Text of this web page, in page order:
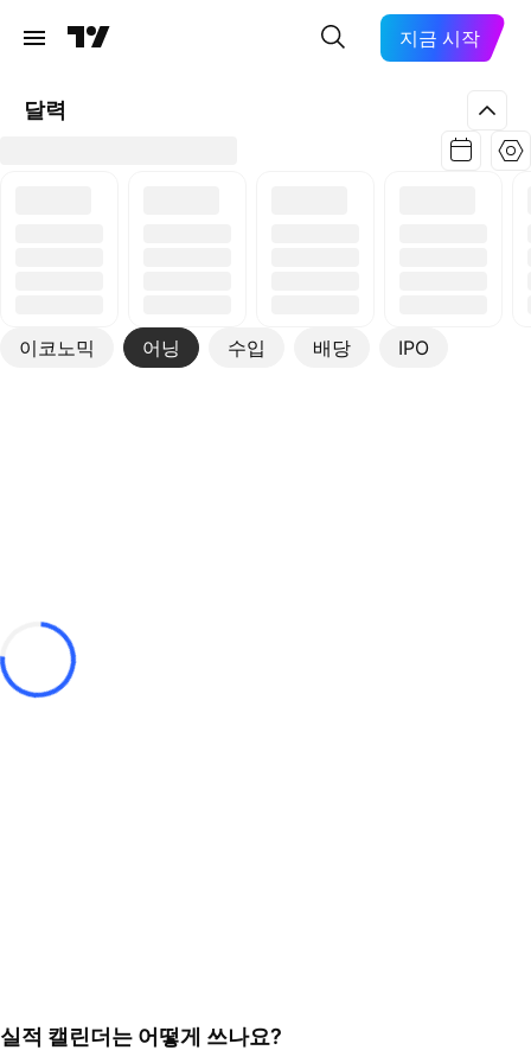
지금 시작
달력
이코노믹 어닝 수입 배당 IPO
더보기
실적 캘린더는 어떻게 쓰나요?